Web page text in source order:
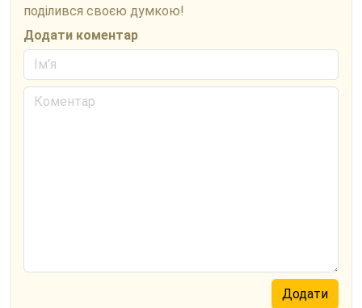
поділився своєю думкою!
Додати коментар